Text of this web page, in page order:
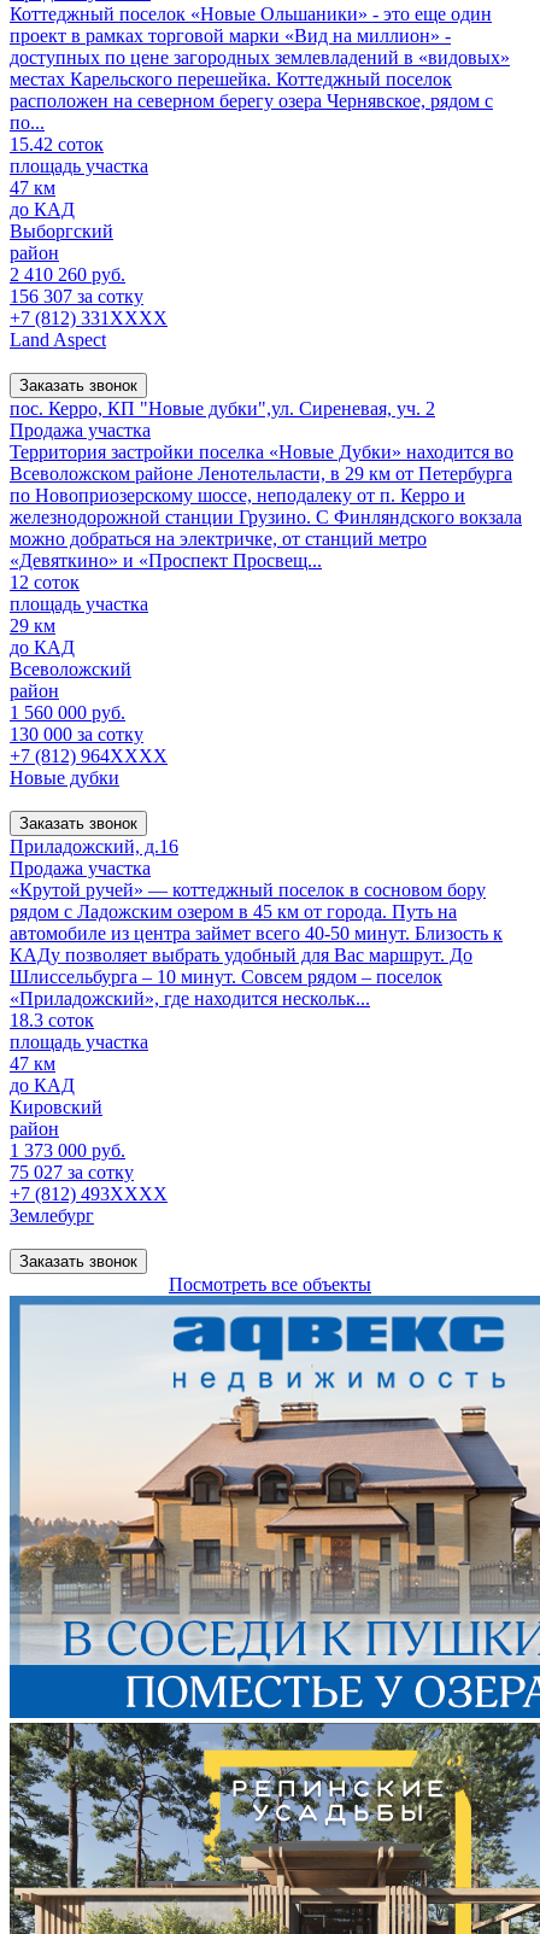
Коттеджный поселок «Новые Ольшаники» - это еще один
проект в рамках торговой марки «Вид на миллион» -
доступных по цене загородных землевладений в «видовых»
местах Карельского перешейка. Коттеджный поселок
расположен на северном берегу озера Чернявское, рядом с
по...
15.42 соток
площадь участка
47 км
до КАД
Выборгский
район
2 410 260 руб.
156 307 за сотку
+7 (812) 331XXXX
Land Aspect
Заказать звонок
пос. Керро, КП "Новые дубки",ул. Сиреневая, уч. 2
Продажа участка
Территория застройки поселка «Новые Дубки» находится во
Всеволожском районе Ленотельласти, в 29 км от Петербурга
по Новоприозерскому шоссе, неподалеку от п. Керро и
железнодорожной станции Грузино. С Финляндского вокзала
можно добраться на электричке, от станций метро
«Девяткино» и «Проспект Просвещ...
12 соток
площадь участка
29 км
до КАД
Всеволожский
район
1 560 000 руб.
130 000 за сотку
+7 (812) 964XXXX
Новые дубки
Заказать звонок
Приладожский, д.16
Продажа участка
«Крутой ручей» — коттеджный поселок в сосновом бору
рядом с Ладожским озером в 45 км от города. Путь на
автомобиле из центра займет всего 40-50 минут. Близость к
КАДу позволяет выбрать удобный для Вас маршрут. До
Шлиссельбурга – 10 минут. Совсем рядом – поселок
«Приладожский», где находится нескольк...
18.3 соток
площадь участка
47 км
до КАД
Кировский
район
1 373 000 руб.
75 027 за сотку
+7 (812) 493XXXX
Землебург
Заказать звонок
Посмотреть все объекты